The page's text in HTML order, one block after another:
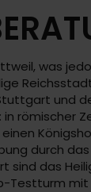
was
und
römischer
durch
sind das
Testturm